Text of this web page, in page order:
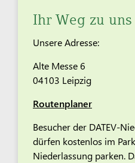
Ihr Weg zu uns
Unsere Adresse:
Alte Messe 6
04103 Leipzig
Routenplaner
Besucher der DATEV-
dürfen kostenlos im
Niederlassung parken.